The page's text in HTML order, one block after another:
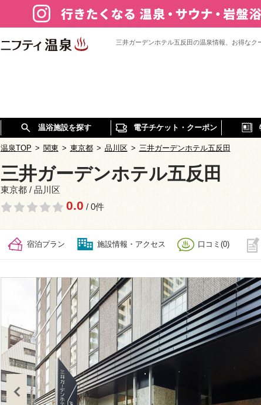
三井ガーデンホテル五反田の温泉情報、お得なク
温浴施設を探す 電子チケット・クーポン
温泉TOP > 関東 > 東京都 > 品川区 > 三井ガーデンホテル五反田
三井ガーデンホテル五反田
東京都 / 品川区
0.0 / 0件
宿泊プラン 施設情報・アクセス 口コミ(0)